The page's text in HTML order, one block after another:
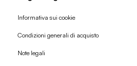
Informativa sui cookie
Condizioni generali di acquisto
Note legaliPolitica di rimborso